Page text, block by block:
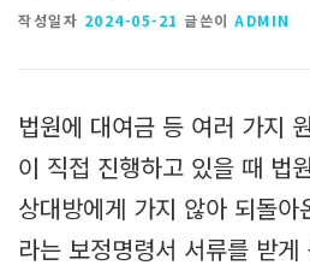
작성일자 2024-05-21 글쓴이 ADMIN
법원에 대여금 등 여러 가지
이 직접 진행하고 있을 때 법
상대방에게 가지 않아 되돌
라는 보정명령서 서류를 받